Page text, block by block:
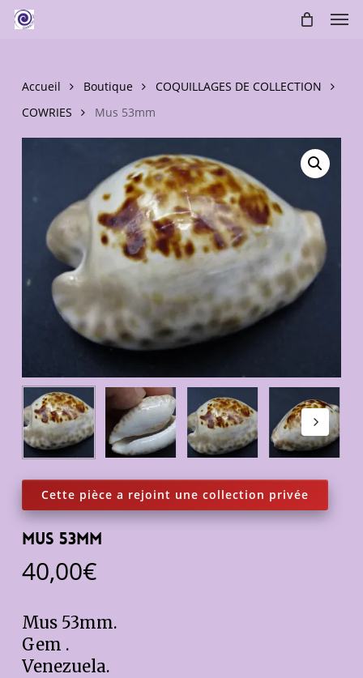
main
Accueil Boutique
COQUILLAGES DE COLLECTION
COWRIES
Mus 53mm
Mus 53mm
40,00€
Mus 53mm.
Gem .
Venezuela.